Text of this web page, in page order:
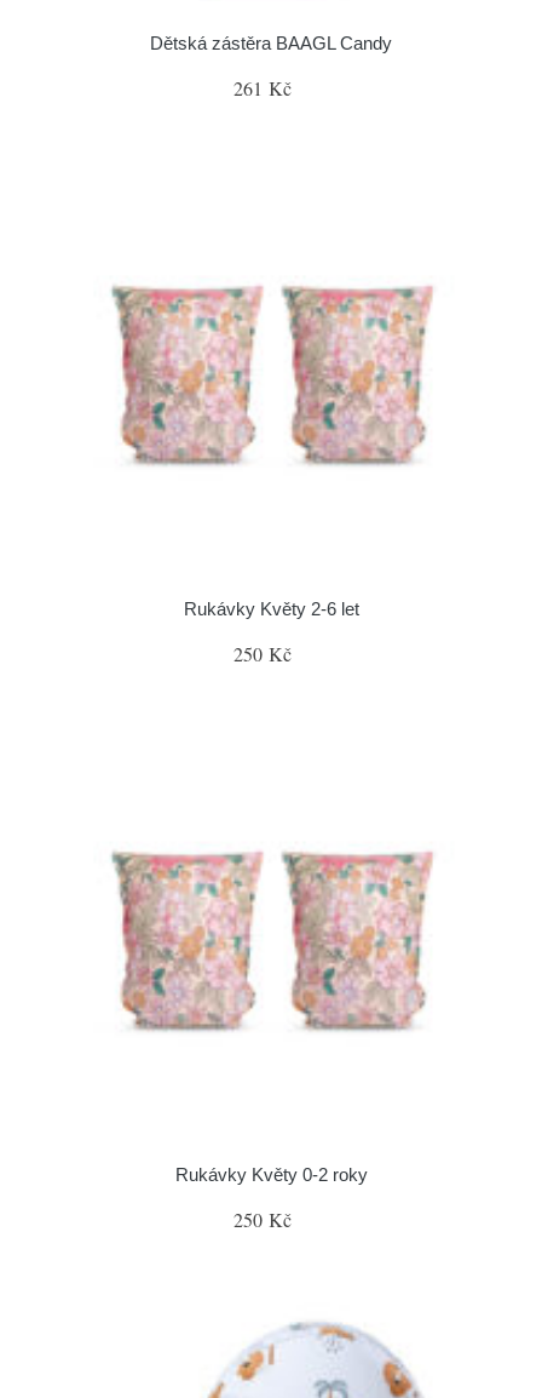
Dětská zástěra BAAGL Candy
261 Kč
Rukávky Květy 2-6 let
250 Kč
Rukávky Květy 0-2 roky
250 Kč